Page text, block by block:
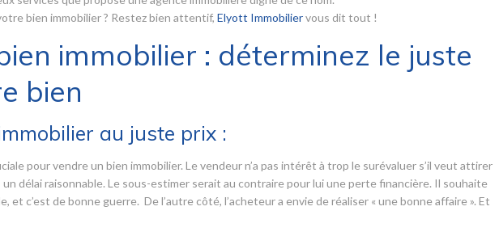
bien immobilier ? Restez bien attentif, Elyott Immobiliervous dit tout !
immobilier : déterminez le juste
bien
au juste prix :
pour vendre un bien immobilier. Le vendeur n’a pas intérêt à trop le surévaluer s’il veut attirer
délai raisonnable. Le sous-estimer serait au contraire pour lui une perte financière. Il souhaite
et c’est de bonne guerre. De l’autre côté, l’acheteur a envie de réaliser « une bonne affaire ». Et